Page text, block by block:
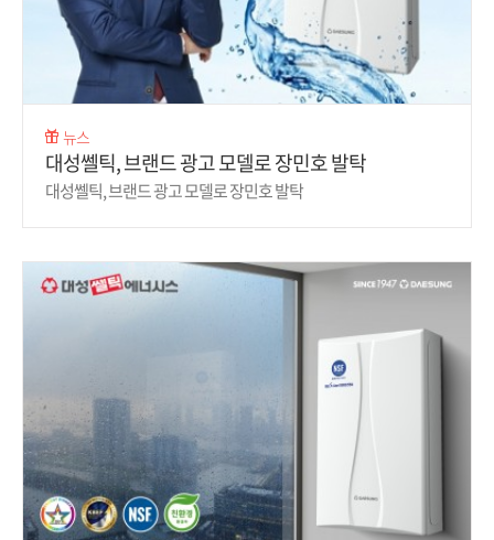
뉴스
대성쎌틱, 브랜드 광고 모델로 장민호 발탁
대성쎌틱, 브랜드 광고 모델로 장민호 발탁